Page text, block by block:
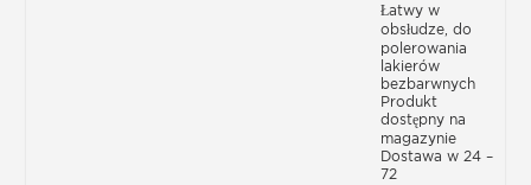
Łatwy w
obsłudze, do
polerowania
lakierów
bezbarwnych
Produkt
dostępny na
magazynie
Dostawa w 24 –
72